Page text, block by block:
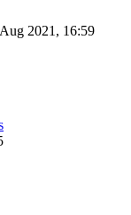
2021, 16:59